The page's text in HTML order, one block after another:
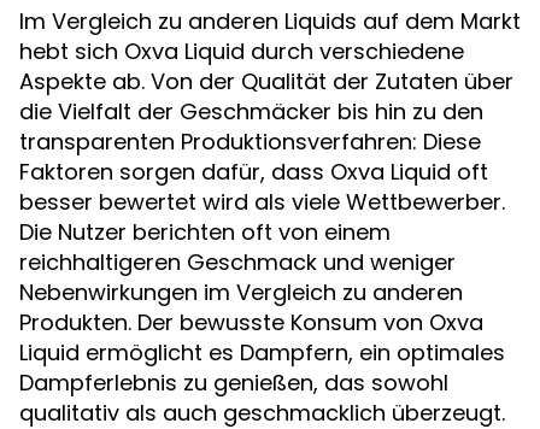
Im Vergleich zu anderen Liquids auf dem Markt
hebt sich Oxva Liquid durch verschiedene
Aspekte ab. Von der Qualität der Zutaten über
die Vielfalt der Geschmäcker bis hin zu den
transparenten Produktionsverfahren: Diese
Faktoren sorgen dafür, dass Oxva Liquid oft
besser bewertet wird als viele Wettbewerber.
Die Nutzer berichten oft von einem
reichhaltigeren Geschmack und weniger
Nebenwirkungen im Vergleich zu anderen
Produkten. Der bewusste Konsum von Oxva
Liquid ermöglicht es Dampfern, ein optimales
Dampferlebnis zu genießen, das sowohl
qualitativ als auch geschmacklich überzeugt.